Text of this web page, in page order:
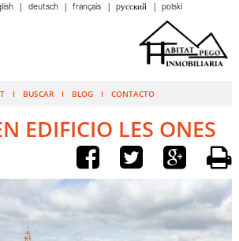
BUSCAR BLOG CONTACTO
deutsch français pусский polski
EDIFICIO LES ONES